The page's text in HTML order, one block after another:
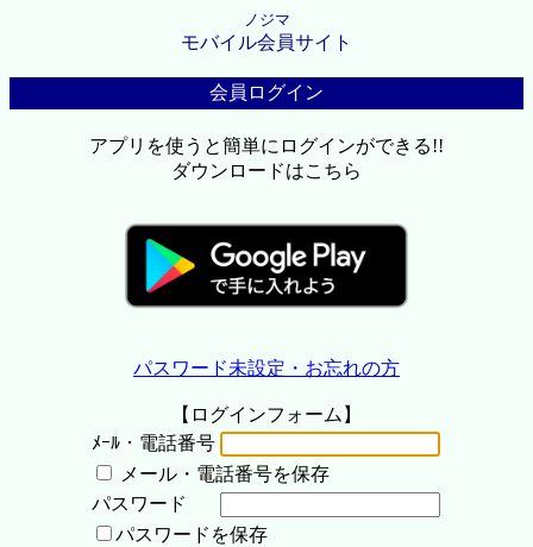
ノジマ
モバイル会員サイト
会員ログイン
アプリを使うと簡単にログインができる!!
ダウンロードはこちら
パスワード未設定・お忘れの方
【ログインフォーム】
ﾒｰﾙ・電話番号
メール・電話番号を保存
パスワード
パスワードを保存